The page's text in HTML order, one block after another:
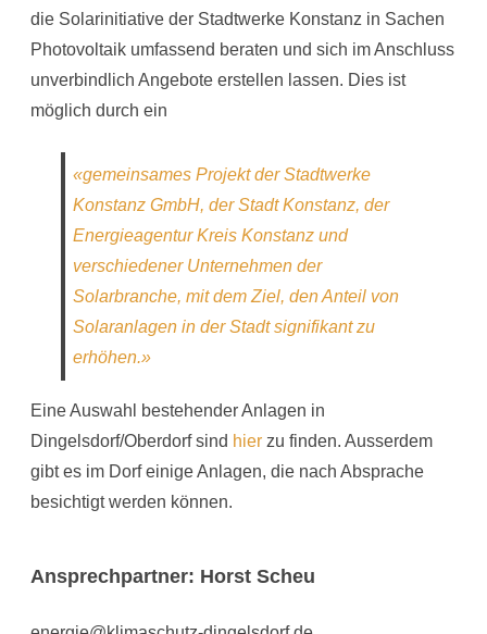
die Solarinitiative der Stadtwerke Konstanz in Sachen
Photovoltaik umfassend beraten und sich im Anschluss
unverbindlich Angebote erstellen lassen. Dies ist
möglich durch ein
«gemeinsames Projekt der Stadtwerke
Konstanz GmbH, der Stadt Konstanz, der
Energieagentur Kreis Konstanz und
verschiedener Unternehmen der
Solarbranche, mit dem Ziel, den Anteil von
Solaranlagen in der Stadt signifikant zu
erhöhen.»
Eine Auswahl bestehender Anlagen in
Dingelsdorf/Oberdorf sind hier zu finden. Ausserdem
gibt es im Dorf einige Anlagen, die nach Absprache
besichtigt werden können.
Ansprechpartner: Horst Scheu